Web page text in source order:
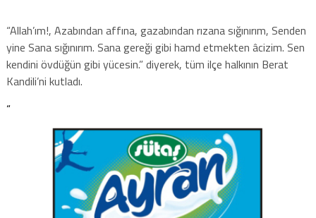
“Allah’ım!, Azabından affına, gazabından rızana sığınırım, Senden
yine Sana sığınırım. Sana gereği gibi hamd etmekten âcizim. Sen
kendini övdüğün gibi yücesin.” diyerek, tüm ilçe halkının Berat
Kandili’ni kutladı.
“